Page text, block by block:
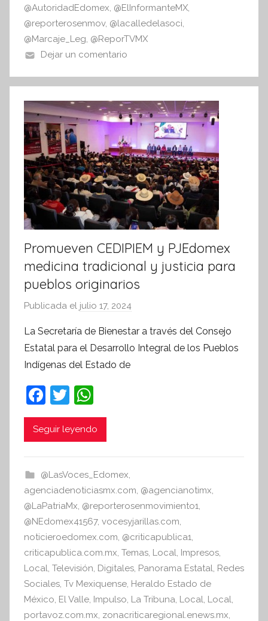
@AutoridadEdomex, @ElInformanteMX,
@reporterosenmov, @lacalledelasoci,
@Marcaje_Leg, @ReporTVMX
Dejar un comentario
Promueven CEDIPIEM y PJEdomex
medicina tradicional y justicia para
pueblos originarios
Publicada el julio 17, 2024
r
S
n
f
o
r
m
a
t
i
v
La Secretaría de Bienestar a través del Consejo
Estatal para el Desarrollo Integral de los Pueblos
Indígenas del Estado de
F
a
c
b
o
o
k
T
w
itt
h
at
A
p
p
Seguir leyendo
@LasVoces_Edomex
agenciadenoticiasmx.com @agencianotimx
@LaPatriaMx @reporterosenmovimiento1
@NEdomex41567, vocesyjarillas.com
noticieroedomex.com @criticapublica1
criticapublica.com.mx Temas Local Impresos
Local Televisión Digitales Panorama Estatal Redes
Sociales Tv Mexiquense Heraldo Estado de
México El Valle Impulso La Tribuna Local Local
portavoz.com.mx zonacriticaregional.enews.mx